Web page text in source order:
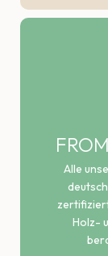
FROM
Alle
Holz-